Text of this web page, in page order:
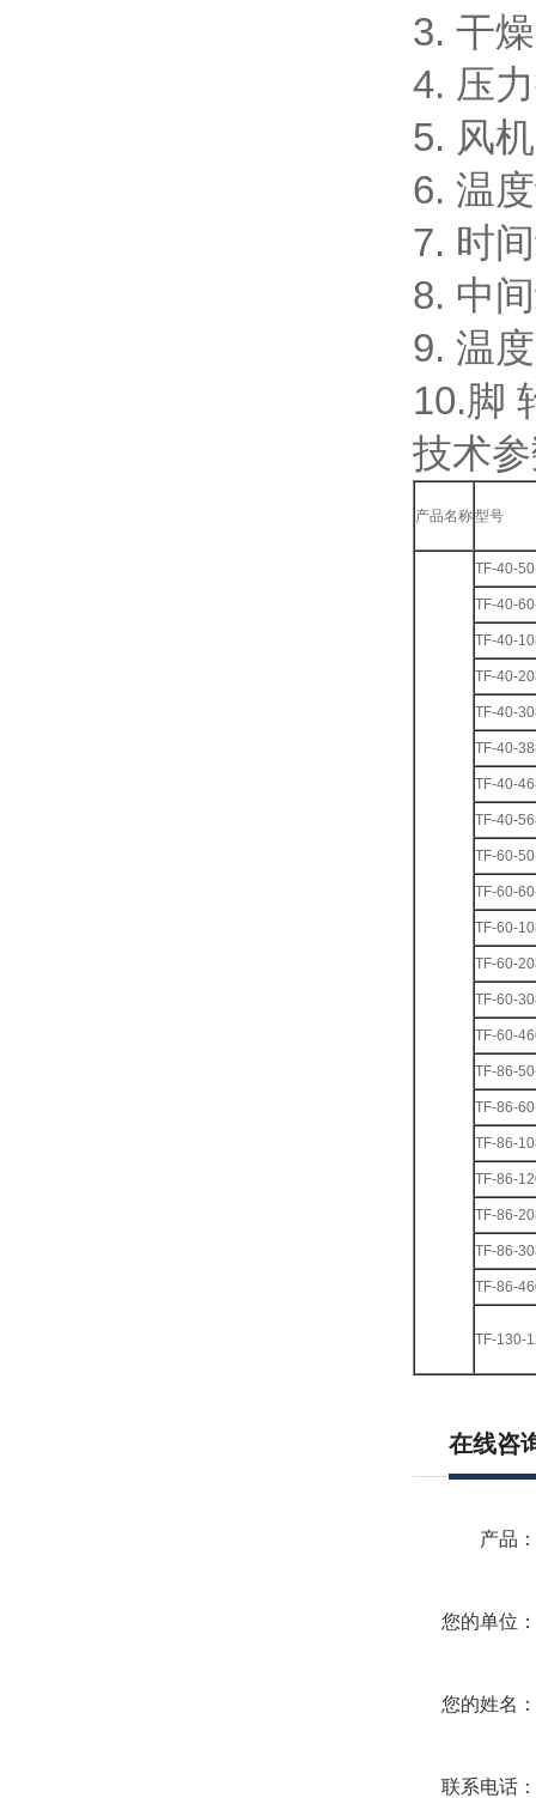
3. 干燥
4. 压力
5. 风机
6. 温度
7. 时
8. 中间
9. 温
10.脚
技术参数
产品名称型号
TF-40-
TF-40-
TF-40-
TF-40-
TF-40-
TF-40-
TF-40-
TF-40-
TF-60-
TF-60-
TF-60-
TF-60-
TF-60-
TF-60-
TF-86-
TF-86-
TF-86-
TF-86-
TF-86-
TF-86-
TF-86-
TF-130-
在线咨
产品
您的单位
您的姓名
联系电话